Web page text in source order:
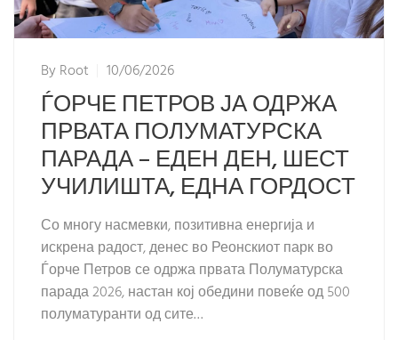
ByRoot 10/06/2026
ЃОРЧЕ ПЕТРОВ ЈА ОДРЖА
ПРВАТА ПОЛУМАТУРСКА
ПАРАДА – ЕДЕН ДЕН, ШЕСТ
УЧИЛИШТА, ЕДНА ГОРДОСТ
Со многу насмевки, позитивна енергија и
искрена радост, денес во Реонскиот парк во
Ѓорче Петров се одржа првата Полуматурска
парада 2026, настан кој обедини повеќе од 500
полуматуранти од сите…